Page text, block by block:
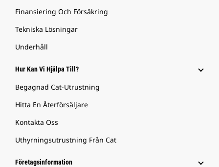
Finansiering Och Försäkring
Tekniska Lösningar
Underhåll
Hur Kan Vi Hjälpa Till?
Begagnad Cat-Utrustning
Hitta En Återförsäljare
Kontakta Oss
Uthyrningsutrustning Från Cat
Företagsinformation